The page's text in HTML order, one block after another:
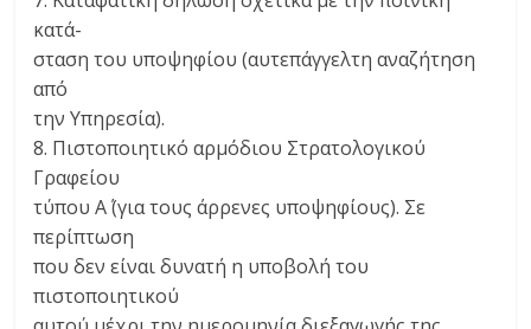
κατά-
σταση του υποψηφίου (αυτεπάγγελτη αναζήτηση
από
την Υπηρεσία).
8. Πιστοποιητικό αρμόδιου Στρατολογικού
Γραφείου
τύπου Α΄ (για τους άρρενες υποψηφίους). Σε
περίπτωση
που δεν είναι δυνατή η υποβολή του
πιστοποιητικού